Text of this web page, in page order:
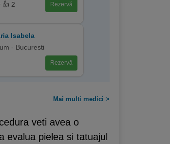
👍 2 Rezervă
Isabela
- Bucuresti
Rezervă
Mai multi medici >
veti avea o
evalua pielea si tatuajul